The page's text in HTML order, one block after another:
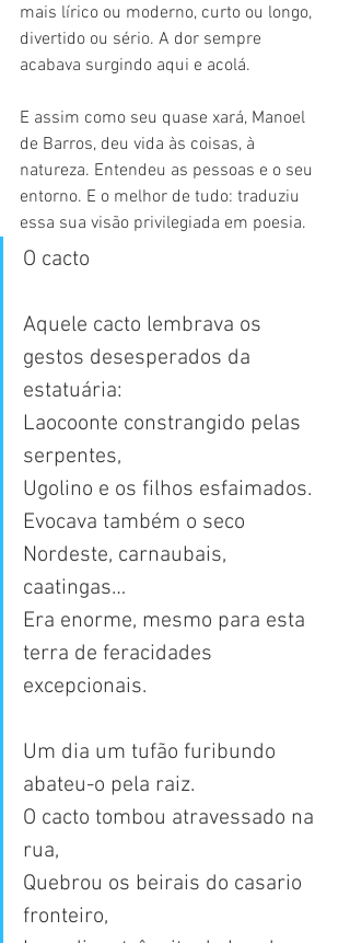
mais lírico ou moderno, curto ou longo,
divertido ou sério. A dor sempre
acabava surgindo aqui e acolá.
E assim como seu quase xará, Manoel
de Barros, deu vida às coisas, à
natureza. Entendeu as pessoas e o seu
entorno. E o melhor de tudo: traduziu
essa sua visão privilegiada em poesia.
O cacto
Aquele cacto lembrava os
gestos desesperados da
estatuária:
Laocoonte constrangido pelas
serpentes,
Ugolino e os filhos esfaimados.
Evocava também o seco
Nordeste, carnaubais,
caatingas…
Era enorme, mesmo para esta
terra de feracidades
excepcionais.
Um dia um tufão furibundo
abateu-o pela raiz.
O cacto tombou atravessado na
rua,
Quebrou os beirais do casario
fronteiro,